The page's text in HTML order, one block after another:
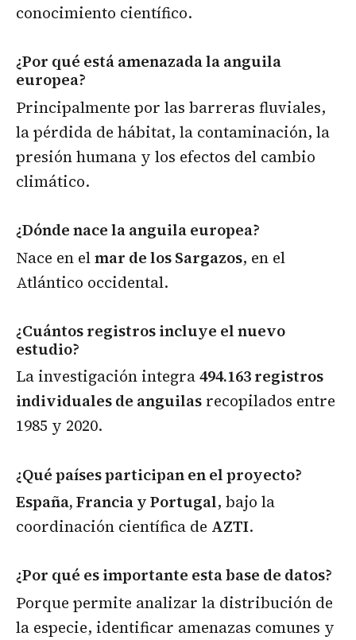
conocimiento científico.
¿Por qué está amenazada la anguila
europea?
Principalmente por las barreras fluviales,
la pérdida de hábitat, la contaminación, la
presión humana y los efectos del cambio
climático.
¿Dónde nace la anguila europea?
Nace en elmar de los Sargazos, en el
Atlántico occidental.
¿Cuántos registros incluye el nuevo
estudio?
La investigación integra494.163 registros
individuales de anguilas recopilados entre
1985 y 2020.
¿Qué países participan en el proyecto?
España, Francia y Portugal, bajo la
coordinación científica de AZTI.
¿Por qué es importante esta base de datos?
Porque permite analizar la distribución de
la especie, identificar amenazas comunes y